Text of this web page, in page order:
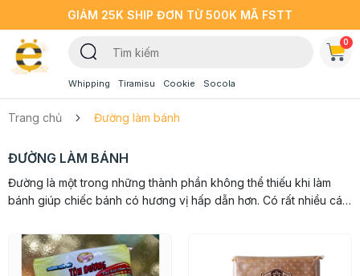
GIẢM 25K SHIP ĐƠN TỪ 500K MÃ FSTT
Whipping Tiramisu Cookie Socola
0
Trang chủ Đường làm bánh
ĐƯỜNG LÀM BÁNH
Đường là một trong những thành phần không thể thiếu khi làm
bánh giúp chiếc bánh có hương vị hấp dẫn hơn. Có rất nhiều các
loại...